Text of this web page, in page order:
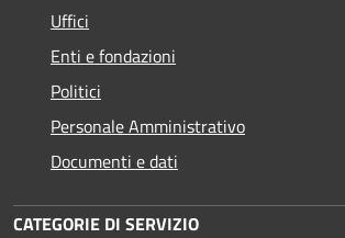
Uffici
Enti e fondazioni
Politici
Personale Amministrativo
Documenti e dati
CATEGORIE DI SERVIZIO